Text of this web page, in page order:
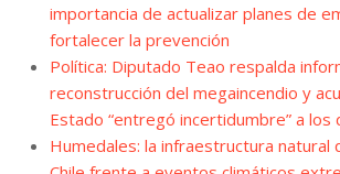
importancia de actualizar planes de
fortalecer la prevención
Política: Diputado Teao respalda
reconstrucción del megaincendio y
Estado “entregó incertidumbre” a los
Humedales: la infraestructura natural